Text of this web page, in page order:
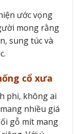
ước vọng
mong rằng
sung túc và
cổ xưa
phi, không ai
nhiều giá
gỗ mít mang